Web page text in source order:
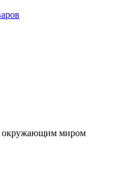
окружающим миром